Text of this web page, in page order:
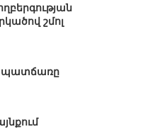
շմոլ
պատճառը